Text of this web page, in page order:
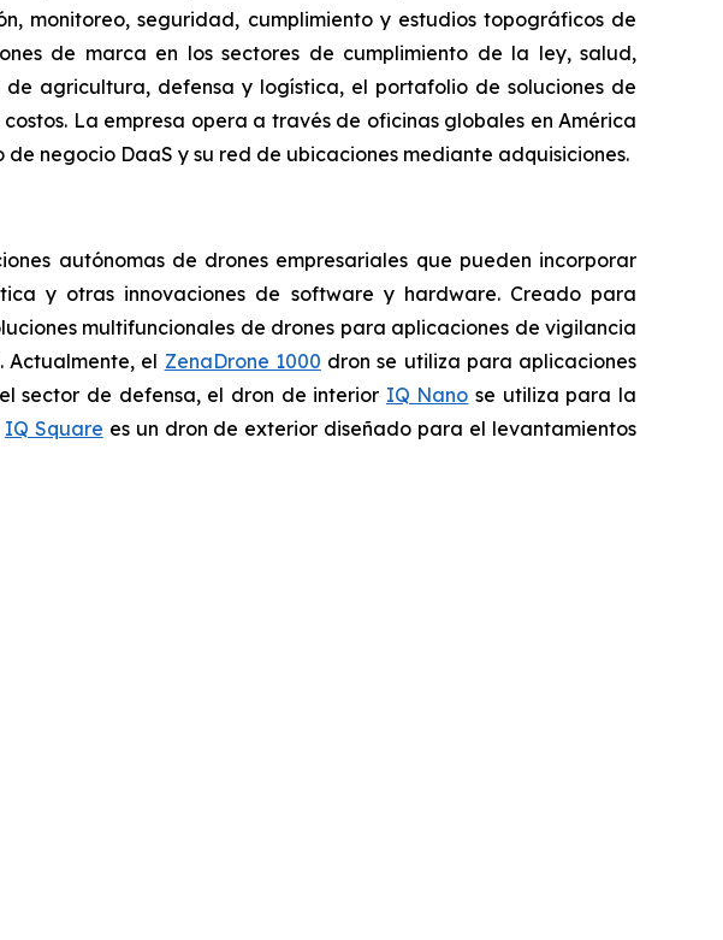
monitoreo, seguridad, cumplimiento y estudios topográficos de
de marca en los sectores de cumplimiento de la ley, salud,
agricultura, defensa y logística, el portafolio de soluciones de
La empresa opera a través de oficinas globales en América
negocio DaaS y su red de ubicaciones mediante adquisiciones.
autónomas de drones empresariales que pueden incorporar
y otras innovaciones de software y hardware. Creado para
multifuncionales de drones para aplicaciones de vigilancia
Actualmente, el ZenaDrone 1000 dron se utiliza para aplicaciones
sector de defensa, el dron de interior IQ Nano se utiliza para la
IQ Square es un dron de exterior diseñado para el levantamientos